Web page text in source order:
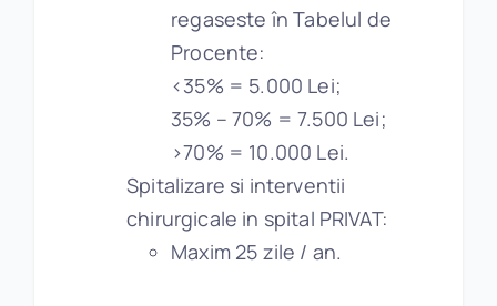
regaseste în Tabelul de
Procente:
<35% = 5.000 Lei;
35% – 70% = 7.500 Lei;
>70% = 10.000 Lei.
Spitalizare si interventii
chirurgicale in spital PRIVAT:
Maxim 25 zile / an.